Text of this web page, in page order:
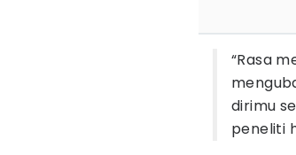
“Rasa
dirimu
peneliti